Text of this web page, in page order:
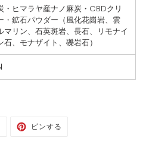
・ヒマラヤ産ナノ麻炭・ CBDクリ
・鉱石パウダー（風化花崗岩、雲
マリン、石英斑岩、長石、リモナイ
石、モナザイト、礫岩石）
TWITTERピンする